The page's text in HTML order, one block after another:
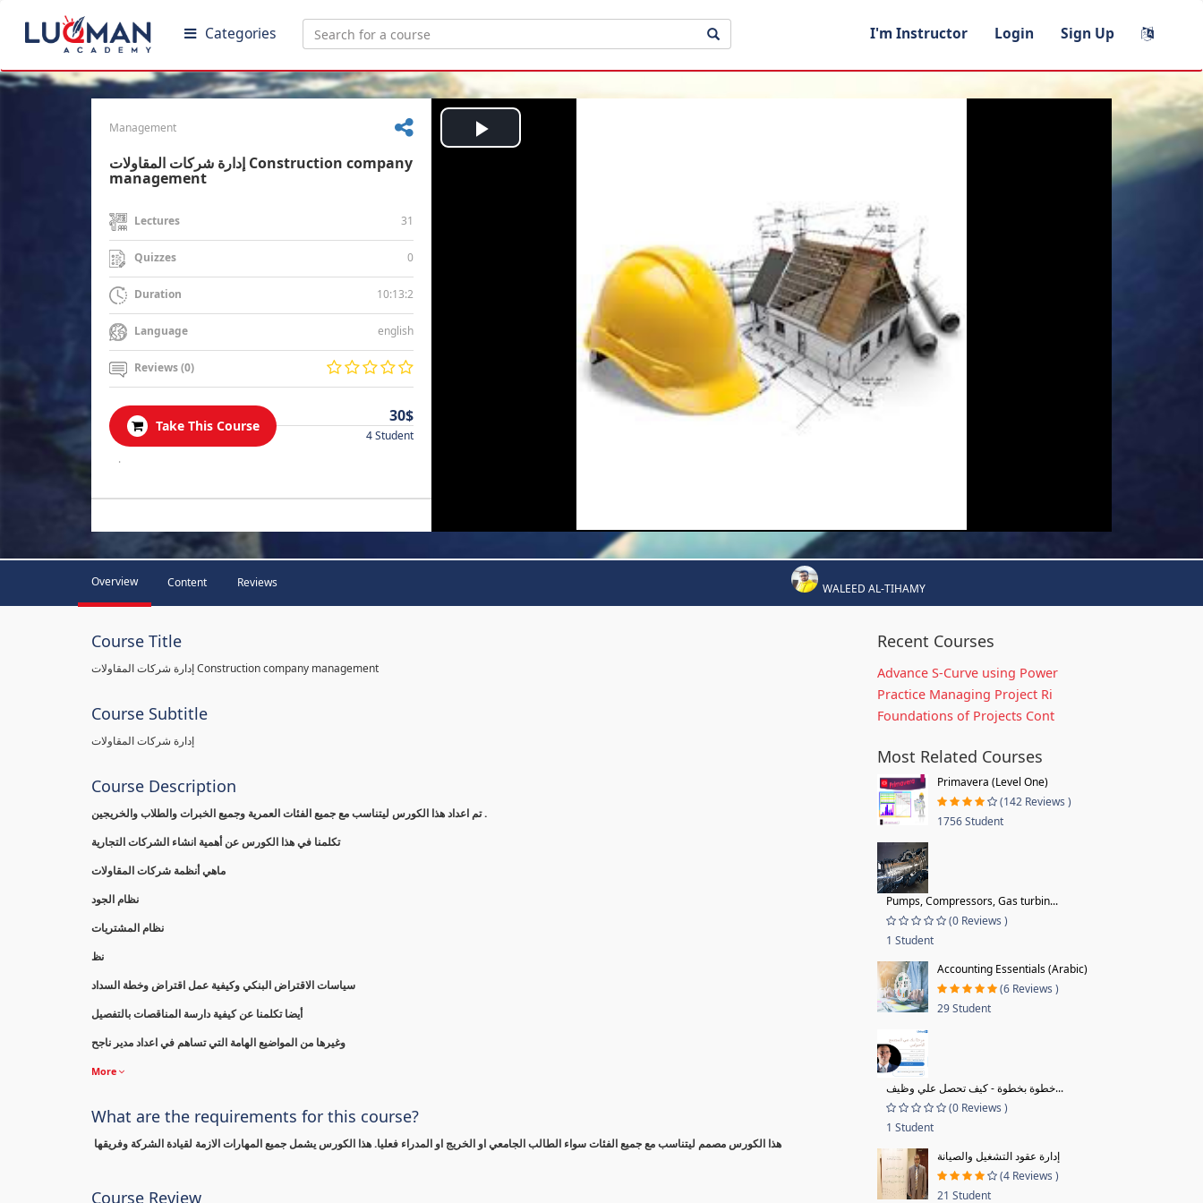
Categories I'm Instructor Login Sign Up
Management
إدارة شركات المقاولات Construction company
management
Lectures 31
Quizzes 0
Duration 10:13:2
Language english
Reviews (0)
Take This Course
30$
4 Student
.
Play
Overview Content Reviews WALEED AL-TIHAMY
Course Title
إدارة شركات المقاولات Construction company management
Course Subtitle
إدارة شركات المقاولات
Course Description
تم اعداد هذا الكورس ليتناسب مع جميع الفئات العمرية وجميع الخبرات والطلاب والخريجين .
تكلمنا في هذا الكورس عن أهمية انشاء الشركات التجارية
ماهي أنظمة شركات المقاولات
نظام الجود
نظام المشتريات
نظ
سياسات الاقتراض البنكي وكيفية عمل اقتراض وخطة السداد
وغيرها من المواضيع الهامة التي تساهم في اعداد مدير ناجح
More
What are the requirements for this course?
هذا الكورس مصمم ليتناسب مع جميع الفئات سواء الطالب الجامعي او الخريج او المدراء فعليا. هذا الكورس يشمل جميع المهارات الازمة لقيادة الشركة وفريقها
Course Review
Recent Courses
Advance S-Curve using Power
Practice Managing Project Ri
Foundations of Projects Cont
Most Related Courses
Primavera (Level One)
(142 Reviews )
1756 Student
Pumps, Compressors, Gas turbin...
(0 Reviews )
1 Student
Accounting Essentials (Arabic)
(6 Reviews )
29 Student
خطوة بخطوة - كيف تحصل علي وظيف...
(0 Reviews )
1 Student
إدارة عقود التشغيل والصيانة
(4 Reviews )
21 Student